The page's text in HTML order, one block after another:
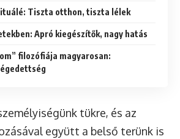
Tiszta otthon, tiszta lélek
Apró kiegészítők, nagy hatás
filozófiája magyarosan:
tükre, és az
együtt a belső terünk is